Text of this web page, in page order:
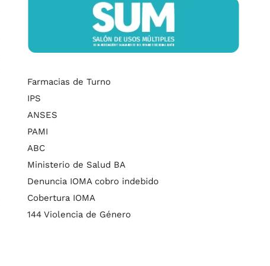
Farmacias de Turno
IPS
ANSES
PAMI
ABC
Ministerio de Salud BA
Denuncia IOMA cobro indebido
Cobertura IOMA
144 Violencia de Género